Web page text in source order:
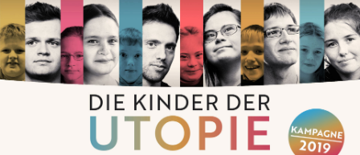
Die
Kinder
der